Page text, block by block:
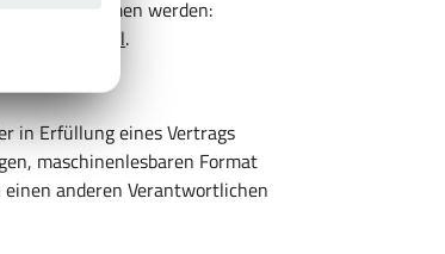
entnommen werden:
node.html.
in Erfüllung eines Vertrags
maschinenlesbaren Format
anderen Verantwortlichen